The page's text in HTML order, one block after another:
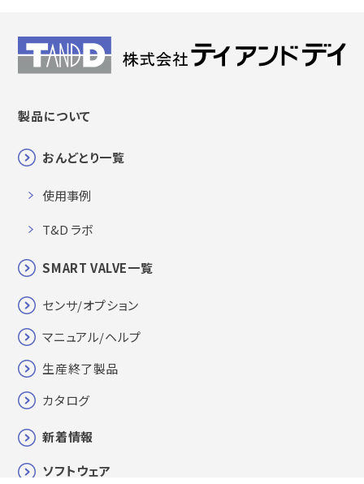
製品について
おんどとり一覧
使用事例
T&D ラボ
SMART VALVE一覧
センサ/オプション
マニュアル/ヘルプ
生産終了製品
カタログ
新着情報
ソフトウェア